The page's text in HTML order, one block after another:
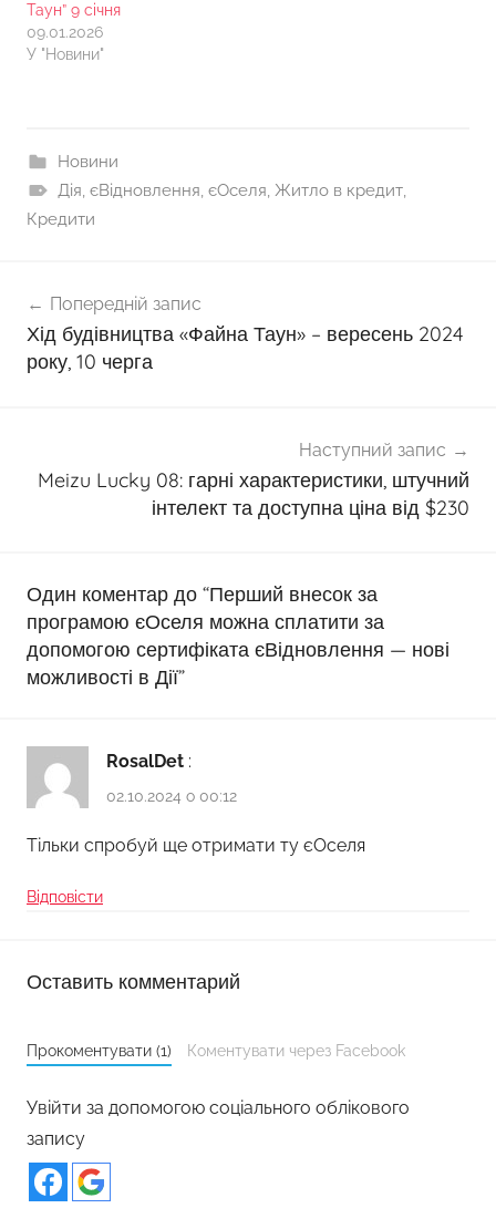
Таун” 9 січня
09.01.2026
У "Новини"
Новини
Дія, єВідновлення, єОселя, Житло в кредит,
Кредити
записів
Попередній запис
Хід будівництва «Файна Таун» – вересень 2024
року, 10 черга
Наступний запис
Meizu Lucky 08: гарні характеристики, штучний
інтелект та доступна ціна від $230
Один коментар до “Перший внесок за
програмою єОселя можна сплатити за
допомогою сертифіката єВідновлення — нові
можливості в Дії”
RosalDet :
02.10.2024 о 00:12
Тільки спробуй ще отримати ту єОселя
Відповісти
Оставить комментарий
Прокоментувати (1) Коментувати через Facebook
Увійти за допомогою соціального облікового
запису